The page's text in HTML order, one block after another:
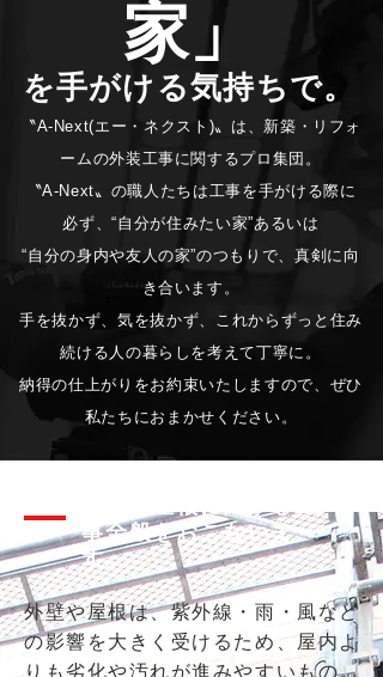
外壁・屋根に関する工
事全般をおこないま
す。
外壁や屋根は、紫外線・雨・風など
の影響を大きく受けるため、屋内よ
りも劣化や汚れが進みやすいもの。
〝A-Next(エー・ネクスト)〟は、新築・リフォ
ームの外装工事に関するプロ集団。
〝A-Next〟の職人たちは工事を手がける際に
必ず、“自分が住みたい家”あるいは
“自分の身内や友人の家”のつもりで、真剣に向
き合います。
手を抜かず、気を抜かず、これからずっと住み
続ける人の暮らしを​考えて丁寧に。
納得の仕上がりをお約束いたしますので、ぜひ
私たちにおまかせください。
家」
を手がける気持ちで。